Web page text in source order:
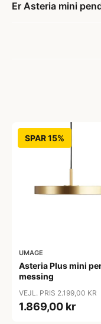
Er Asteria mini
SPAR 15%
UMAGE
Asteria Plus mini
messing
VEJL. PRIS 2.199,00 KR
1.869,00 kr